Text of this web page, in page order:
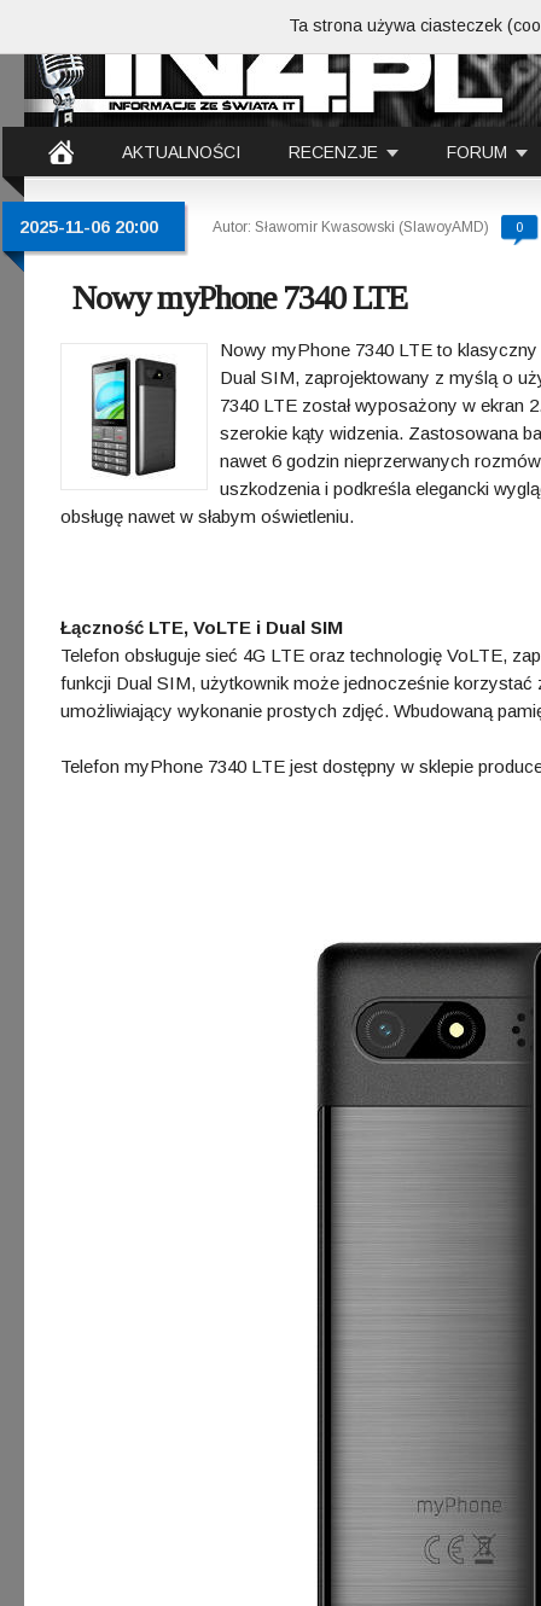
AKTUALNOŚCI RECENZJE FORUM
2025-11-06 20:00 Autor: Sławomir Kwasowski (SlawoyAMD) 0
Nowy myPhone 7340 LTE
Nowy myPhone 7340 LTE to
Dual SIM, zaprojektowany z myślą o
7340 LTE został wyposażony w ekran
szerokie kąty widzenia. Zastosowana
nawet 6 godzin nieprzerwanych
uszkodzenia i podkreśla elegancki
obsługę nawet w słabym oświetleniu.
Łączność LTE, VoLTE i Dual SIM
Telefon obsługuje sieć 4G LTE oraz technologię VoLTE,
funkcji Dual SIM, użytkownik może jednocześnie korzystać
umożliwiający wykonanie prostych zdjęć. Wbudowaną
Telefon myPhone 7340 LTE jest dostępny w sklepie
Ta strona używa ciasteczek